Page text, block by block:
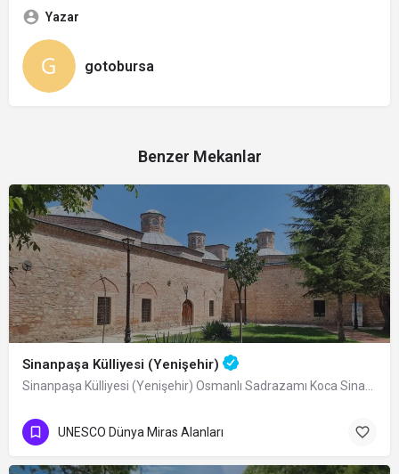
Yazar
gotobursa
Benzer Mekanlar
Sinanpaşa Külliyesi (Yenişehir)
Sinanpaşa Külliyesi (Yenişehir) Osmanlı Sadrazamı Koca Sinan Paşa tarafından…
UNESCO Dünya Miras Alanları